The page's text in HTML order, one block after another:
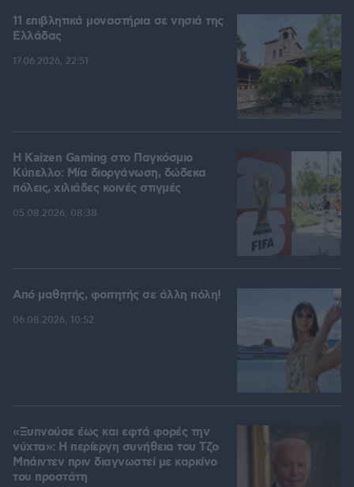
11 επιβλητικά μοναστήρια σε νησιά της
Ελλάδας
17.06.2026, 22:51
H Kaizen Gaming στο Παγκόσμιο
Kύπελλο: Μία διοργάνωση, δώδεκα
πόλεις, χιλιάδες κοινές στιγμές
05.08.2026, 08:38
Από μαθητής, φοιτητής σε άλλη πόλη!
06.08.2026, 10:52
«Ξυπνούσε έως και εφτά φορές την
νύχτα»: Η περίεργη συνήθεια του Τζο
Μπάιντεν πριν διαγνωστεί με καρκίνο
του προστάτη